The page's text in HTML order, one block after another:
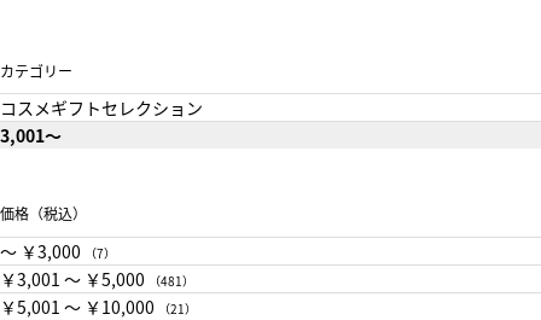
カテゴリー
コスメギフトセレクション
3,001～
価格（税込）
〜 ￥3,000 （7）
￥3,001 〜 ￥5,000 （481）
￥5,001 〜 ￥10,000 （21）